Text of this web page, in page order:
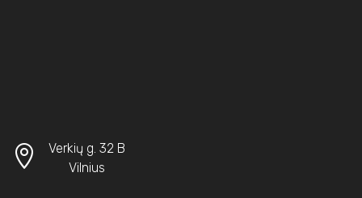
Verkių g. 32 B
Vilnius